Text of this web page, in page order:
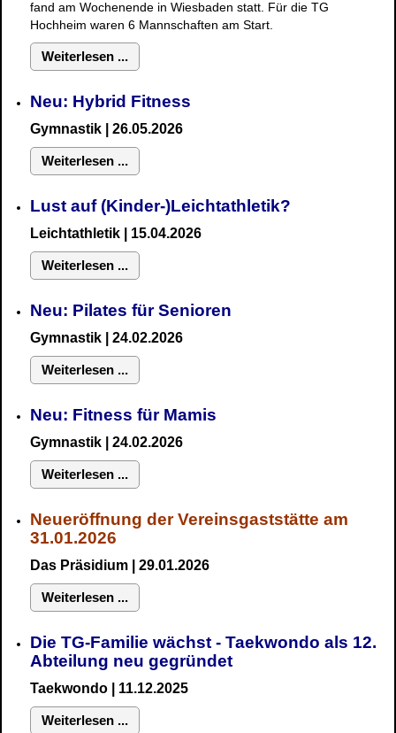
fand am Wochenende in Wiesbaden statt. Für die TG
Hochheim waren 6 Mannschaften am Start.
Weiterlesen ...
Neu: Hybrid Fitness
Gymnastik | 26.05.2026
Weiterlesen ...
Lust auf (Kinder-)Leichtathletik?
Leichtathletik | 15.04.2026
Weiterlesen ...
Neu: Pilates für Senioren
Gymnastik | 24.02.2026
Weiterlesen ...
Neu: Fitness für Mamis
Gymnastik | 24.02.2026
Weiterlesen ...
Neueröffnung der Vereinsgaststätte am
31.01.2026
Das Präsidium | 29.01.2026
Weiterlesen ...
Die TG-Familie wächst - Taekwondo als 12.
Abteilung neu gegründet
Taekwondo | 11.12.2025
Weiterlesen ...